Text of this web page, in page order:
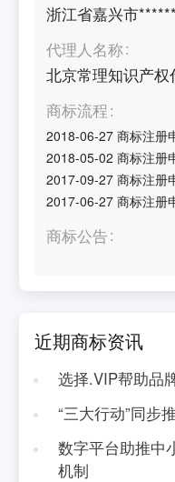
浙江省嘉兴市
代理人名称
北京常理知识产权
商标流程
2018-06-27 商标注册
2018-05-02 商标注册
2017-09-27 商标注册
2017-06-27 商标注册
商标公告
近期商标资讯
选择.VIP帮助品
“三大行动”同步
数字平台助推中
机制